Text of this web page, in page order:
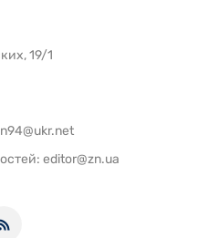
19/1
editor@zn.ua